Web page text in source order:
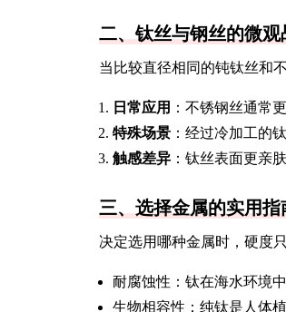
二、钛丝与钢丝的微观
当比较直径相同的钝钛丝和
日常应用 ：不锈钢丝通常
特殊场景 ：经过冷加工的
触感差异 ：钛丝表面更亲
三、选择金属的实用指
决定选用哪种金属时，硬度
耐腐蚀性：钛在海水环境
生物相容性：纯钛是人体